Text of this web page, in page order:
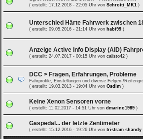
( erstellt: 17.12.2018 - 22:05 Uhr von Schrotti_MK1 )
Unterschied Härte Fahrwerk zwischen
( erstellt: 09.05.2016 - 21:14 Uhr von habi99 )
Anzeige Active Info Display (AID)
( erstellt: 24.07.2017 - 00:15 Uhr von calisto42 )
DCC > Fragen, Erfahrungen, Probleme
Fahrprofile, Einstellungen und diverse Felgen-/
( erstellt: 19.03.2013 - 19:04 Uhr von Osdim )
Keine Xenon Sensoren vorne
( erstellt: 11.02.2017 - 14:51 Uhr von dmarino1989 )
Gaspedal... der letzte Zentimeter
( erstellt: 15.12.2016 - 19:26 Uhr von tristram shandy